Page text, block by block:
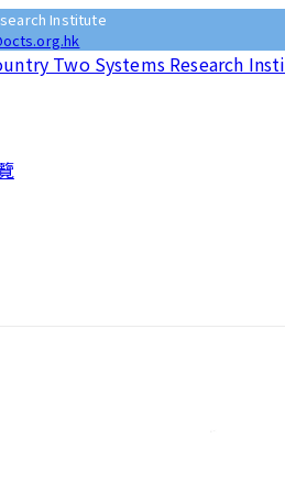
Institute
Two Systems Research